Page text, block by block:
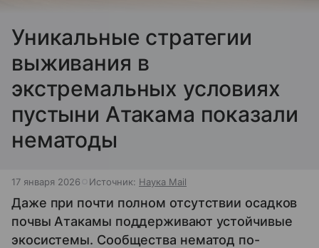
Уникальные стратегии
выживания в
экстремальных условиях
пустыни Атакама показали
нематоды
17 января 2026 Источник: Наука Mail
Даже при почти полном отсутствии осадков
почвы Атакамы поддерживают устойчивые
экосистемы. Сообщества нематод по-